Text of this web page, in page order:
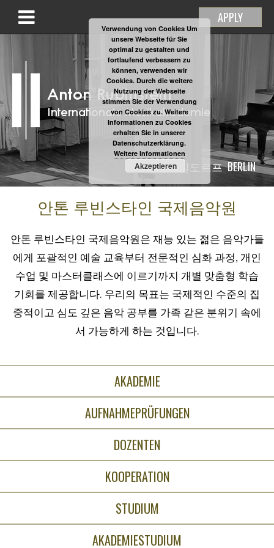
APPLY
뒤셀도르프 BERLIN
안톤 루빈스타인 국제음악원
안톤 루빈스타인 국제음악원은 재능 있는 젊은 음악가들
에게 포괄적인 예술 교육부터 전문적인 심화 과정, 개인
수업 및 마스터클래스에 이르기까지 개별 맞춤형 학습
기회를 제공합니다. 우리의 목표는 국제적인 수준의 집
중적이고 심도 깊은 음악 공부를 가족 같은 분위기 속에
서 가능하게 하는 것입니다.
AKADEMIE
AUFNAHMEPRÜFUNGEN
DOZENTEN
KOOPERATION
STUDIUM
AKADEMIESTUDIUM
Verwendung von Cookies Um
unsere Webseite für Sie
optimal zu gestalten und
fortlaufend verbessern zu
können, verwenden wir
Cookies. Durch die weitere
Nutzung der Webseite
stimmen Sie der Verwendung
von Cookies zu. Weitere
Informationen zu Cookies
erhalten Sie in unserer
Datenschutzerklärung.
Weitere Informationen
Akzeptieren